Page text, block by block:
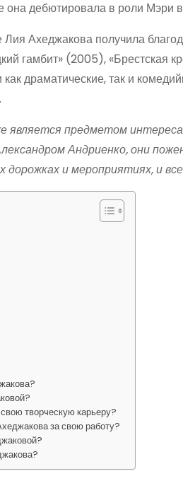
она дебютировала в роли Мэри
Лия Ахеджакова получила
гамбит» (2005), «Брестская
драматические, так и
является предметом
Андриенко, они
и мероприятиях, и
творческую карьеру?
за свою работу?